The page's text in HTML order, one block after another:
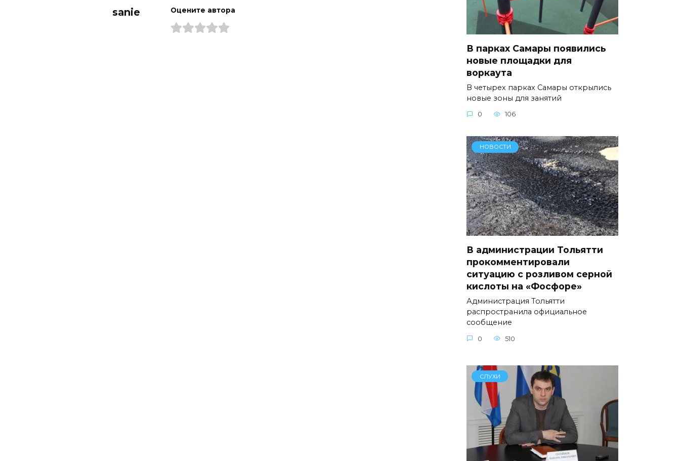
sanie Оцените автора
В парках Самары появились
новые площадки для
воркаута
В четырех парках Самары открылись
новые зоны для занятий
0 106
НОВОСТИ
В администрации Тольятти
прокомментировали
ситуацию с розливом серной
кислоты на «Фосфоре»
Администрация Тольятти
распространила официальное
сообщение
0 510
СЛУХИ